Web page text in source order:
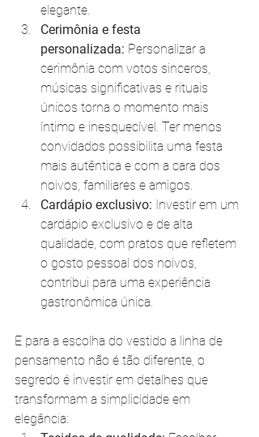
elegante.
Cerimônia e festa
personalizada: Personalizar a
cerimônia com votos sinceros,
músicas significativas e rituais
únicos torna o momento mais
íntimo e inesquecível. Ter menos
convidados possibilita uma festa
mais autêntica e com a cara dos
noivos, familiares e amigos.
Cardápio exclusivo: Investir em um
cardápio exclusivo e de alta
qualidade, com pratos que refletem
o gosto pessoal dos noivos,
contribui para uma experiência
gastronômica única.
E para a escolha do vestido a linha de
pensamento não é tão diferente, o
segredo é investir em detalhes que
transformam a simplicidade em
elegância: